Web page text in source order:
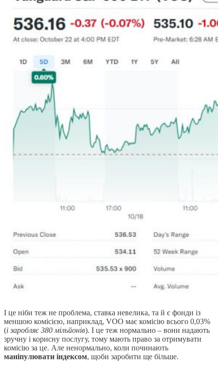
І це ніби теж не проблема, ставка невелика, та й є фонди із
меншою комісією, наприклад, VOO має комісію всього 0,03%
(і заробляє 380 мільйонів). І це теж нормально – вони надають
зручну і корисну послугу, тому мають право за отримувати
комісію за це. Але ненормально, коли починають
маніпулювати індексом, щоби заробити ще більше.